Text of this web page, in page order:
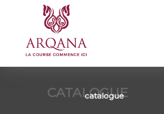
CATALOGUE
catalogue